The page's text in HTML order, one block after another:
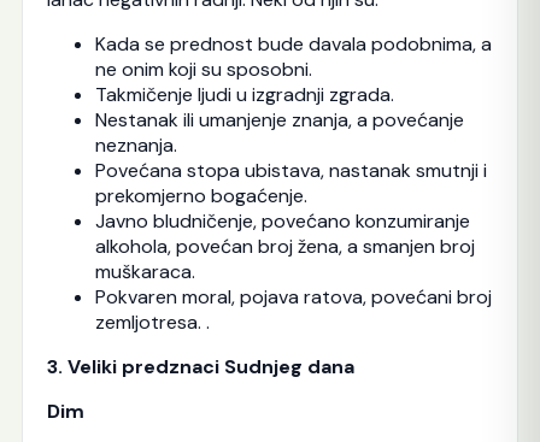
Kada se prednost bude davala podobnima, a
ne onim koji su sposobni.
Takmičenje ljudi u izgradnji zgrada.
Nestanak ili umanjenje znanja, a povećanje
neznanja.
Povećana stopa ubistava, nastanak smutnji i
prekomjerno bogaćenje.
Javno bludničenje, povećano konzumiranje
alkohola, povećan broj žena, a smanjen broj
muškaraca.
Pokvaren moral, pojava ratova, povećani broj
zemljotresa. .
3. Veliki predznaci Sudnjeg dana
Dim